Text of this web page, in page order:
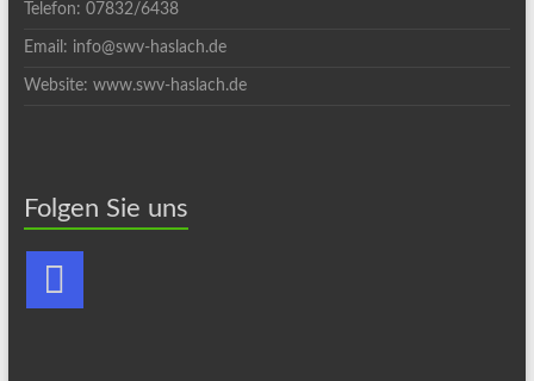
Telefon: 07832/6438
Email: info@swv-haslach.de
Website: www.swv-haslach.de
Folgen Sie uns